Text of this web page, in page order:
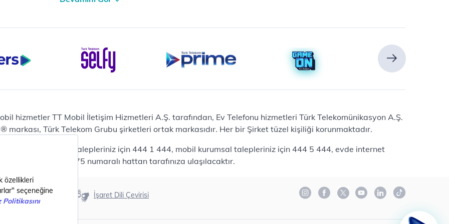
Casper Nirvana C370
Notebook
Ev Telefonu
Panasonic TGB610
Modem ve Wi-Fi
Zyxel DX3300 Wi-Fi 6
Premium VDSL Modem
Samsung Buds2 Pro
Samsung Galaxy Watch 6
hizmetler TT Mobil İletişim Hizmetleri A.Ş. tarafından, Ev Telefonu hizmetleri Türk Telekomünikasyon A.Ş.
markası, Türk Telekom Grubu şirketleri ortak markasıdır. Her bir Şirket tüzel kişiliği korunmaktadır.
mobil bireysel talepleriniz için 444 1 444, mobil kurumsal talepleriniz için 444 5 444, evde internet
için 444 0375 numaralı hattan tarafınıza ulaşılacaktır.
Erişilebilirlik İşaret Dili Çevirisi